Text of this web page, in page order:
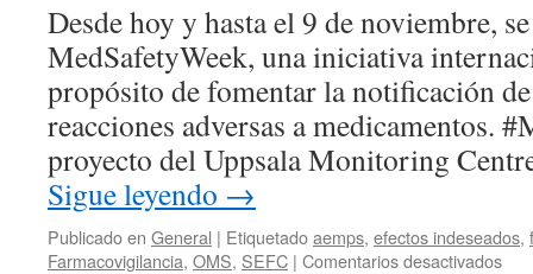
Desde hoy y hasta el 9 de noviembre,
MedSafetyWeek, una iniciativa
propósito de fomentar la notificación de
reacciones adversas a medicamentos.
proyecto del Uppsala Monitoring
Sigue leyendo →
Publicado en General | Etiquetadoaemps, efectos indeseados,
Farmacovigilancia, OMS, SEFC | Comentarios desactivados